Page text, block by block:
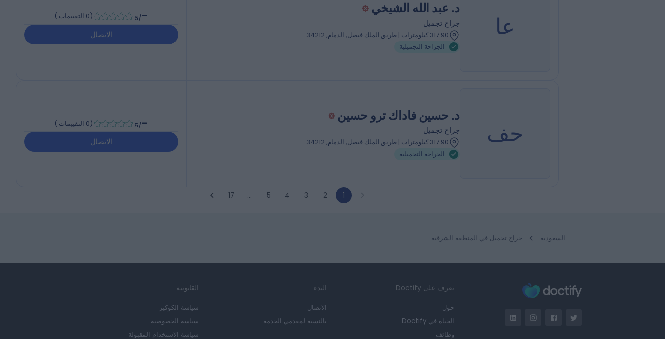
عا
د. عبد الله الشيخي
جراح تجميل
317.90 كيلومترات | طريق الملك فيصل, الدمام, 34212
الجراحة التجميلية
-
/5
(0 التقييمات )
الاتصال
حف
د. حسين فاداك ترو حسين
جراح تجميل
317.90 كيلومترات | طريق الملك فيصل, الدمام, 34212
الجراحة التجميلية
-
/5
(0 التقييمات )
الاتصال
1
2
3
4
5
…
17
السعودية جراح تجميل في المنطقة الشرقية
تعرف على Doctify
حول
الحياة في Doctify
وظائف
البدء
الاتصال
بالنسبة لمقدمي الخدمة
القانونية
سياسة الكوكيز
سياسة الخصوصية
سياسة الاستخدام المقبولة